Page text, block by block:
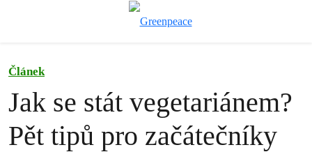
Článek
Jak se stát vegetariánem?
Pět tipů pro začátečníky